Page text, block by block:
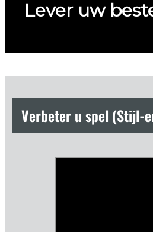
Lever uw
Verbeter u spel (Stijl-